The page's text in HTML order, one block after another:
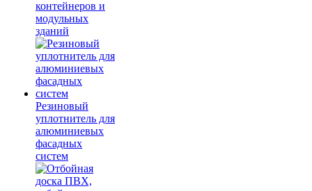
контейнеров и
модульных
зданий
Резиновый
уплотнитель для
алюминиевых
фасадных
систем